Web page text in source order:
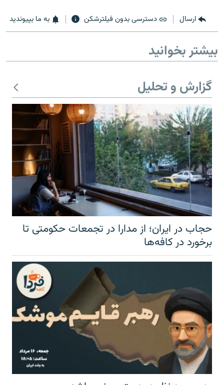
ارسال دسترسی بدون فیلترشکن به ما بپیوندید
بیشتر بخوانید
گزارش و تحلیل
حجاب در ایران؛ از مدارا در تجمعات حکومتی تا
برخورد در کافه‌ها